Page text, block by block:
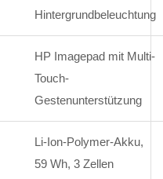
Hintergrundbeleuchtung
HP Imagepad mit Multi-
Touch-
Gestenunterstützung
Li-Ion-Polymer-Akku,
59 Wh, 3 Zellen